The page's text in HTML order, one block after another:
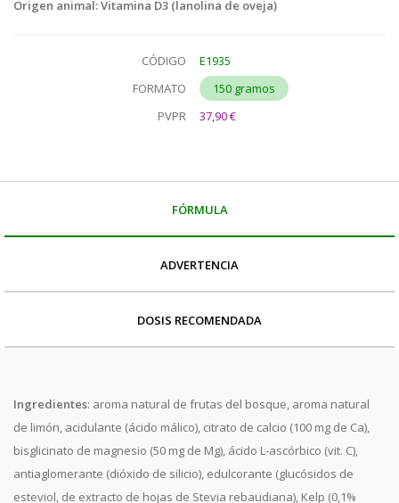
Origen animal: Vitamina D3 (lanolina de oveja)
CÓDIGO
E1935
FORMATO
150 gramos
PVPR
37,90 €
FÓRMULA
ADVERTENCIA
DOSIS RECOMENDADA
Ingredientes: aroma natural de frutas del bosque, aroma natural
de limón, acidulante (ácido málico), citrato de calcio (100 mg de Ca),
bisglicinato de magnesio (50 mg de Mg), ácido L-ascórbico (vit. C),
antiaglomerante (dióxido de silicio), edulcorante (glucósidos de
esteviol, de extracto de hojas de Stevia rebaudiana), Kelp (0,1%